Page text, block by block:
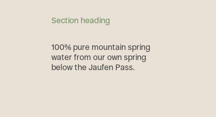
Section heading
100% pure mountain spring
water from our own spring
below the Jaufen Pass.